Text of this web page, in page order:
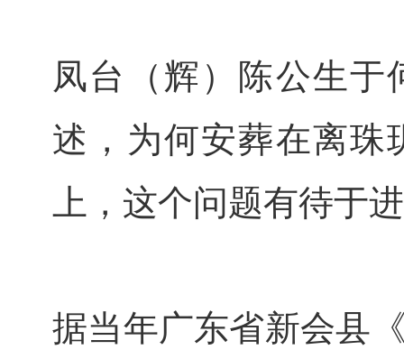
凤台（辉）陈公生于
述，为何安葬在离珠
上，这个问题有待于
据当年广东省新会县